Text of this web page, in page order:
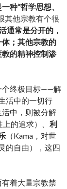
种“哲学思想、
其他宗教有个很
通常是分开的，
；其他宗教的
的精神控制渗
个终极目标——解
活中的一切行
中，则被分解
的追求）、 利
（Kama，对世
的自由），这四
着大量宗教禁